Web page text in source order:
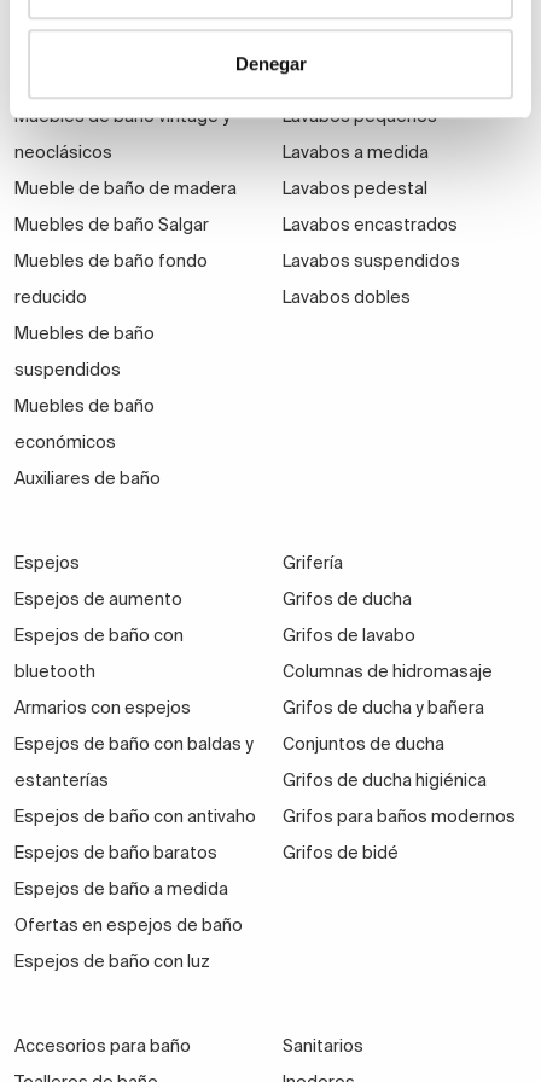
Denegar
Muebles de baño vintage y
neoclásicos
Mueble de baño de madera
Muebles de baño Salgar
Muebles de baño fondo
reducido
Muebles de baño
suspendidos
Muebles de baño
económicos
Auxiliares de baño
Lavabos baratos
Lavabos pequeños
Lavabos a medida
Lavabos pedestal
Lavabos encastrados
Lavabos suspendidos
Lavabos dobles
Espejos
Espejos de aumento
Espejos de baño con
bluetooth
Armarios con espejos
Espejos de baño con baldas y
estanterías
Espejos de baño con antivaho
Espejos de baño baratos
Espejos de baño a medida
Ofertas en espejos de baño
Espejos de baño con luz
Grifería
Grifos de ducha
Grifos de lavabo
Columnas de hidromasaje
Grifos de ducha y bañera
Conjuntos de ducha
Grifos de ducha higiénica
Grifos para baños modernos
Grifos de bidé
Accesorios para baño
Sanitarios